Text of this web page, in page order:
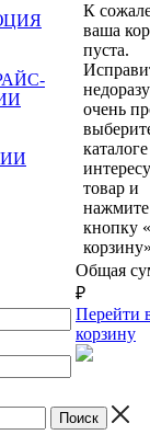
К
ваша
пуста.
очень
каталоге
товар и
нажмите
кнопку
Общая
₽
Перейти
корзину